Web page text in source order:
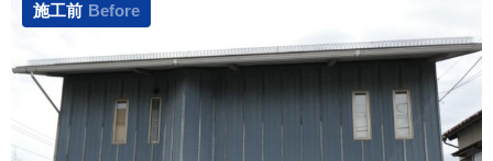
施工前 Before